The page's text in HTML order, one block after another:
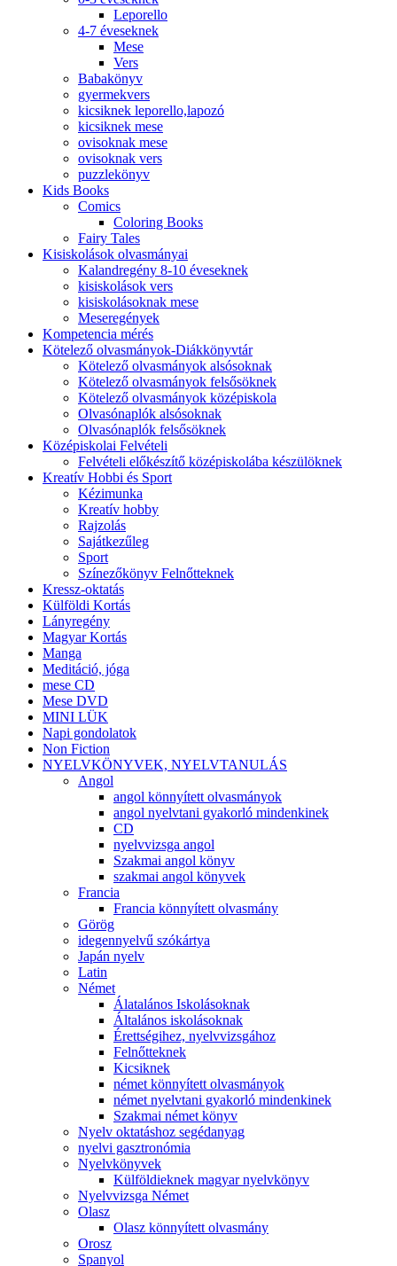
Leporello
4-7 éveseknek
Mese
Vers
Babakönyv
gyermekvers
kicsiknek leporello,lapozó
kicsiknek mese
ovisoknak mese
ovisoknak vers
puzzlekönyv
Kids Books
Comics
Coloring Books
Fairy Tales
Kisiskolások olvasmányai
Kalandregény 8-10 éveseknek
kisiskolások vers
kisiskolásoknak mese
Meseregények
Kompetencia mérés
Kötelező olvasmányok-Diákkönyvtár
Kötelező olvasmányok alsósoknak
Kötelező olvasmányok felsősöknek
Kötelező olvasmányok középiskola
Olvasónaplók alsósoknak
Olvasónaplók felsősöknek
Középiskolai Felvételi
Felvételi előkészítő középiskolába készülöknek
Kreatív Hobbi és Sport
Kézimunka
Kreatív hobby
Rajzolás
Sajátkezűleg
Sport
Színezőkönyv Felnőtteknek
Kressz-oktatás
Külföldi Kortás
Lányregény
Magyar Kortás
Manga
Meditáció, jóga
mese CD
Mese DVD
MINI LÜK
Napi gondolatok
Non Fiction
NYELVKÖNYVEK, NYELVTANULÁS
Angol
angol könnyített olvasmányok
angol nyelvtani gyakorló mindenkinek
CD
nyelvvizsga angol
Szakmai angol könyv
szakmai angol könyvek
Francia
Francia könnyített olvasmány
Görög
idegennyelvű szókártya
Japán nyelv
Latin
Német
Álatalános Iskolásoknak
Általános iskolásoknak
Érettségihez, nyelvvizsgához
Felnőtteknek
Kicsiknek
német könnyített olvasmányok
német nyelvtani gyakorló mindenkinek
Szakmai német könyv
Nyelv oktatáshoz segédanyag
nyelvi gasztronómia
Nyelvkönyvek
Külföldieknek magyar nyelvkönyv
Nyelvvizsga Német
Olasz
Olasz könnyített olvasmány
Orosz
Spanyol